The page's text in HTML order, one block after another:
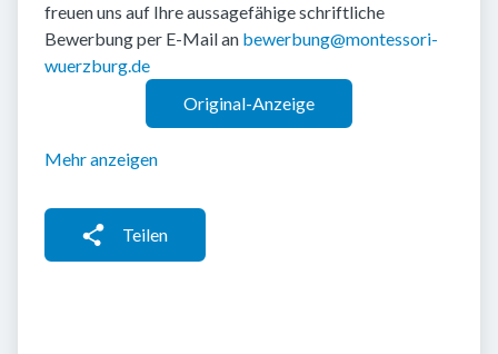
freuen uns auf Ihre aussagefähige schriftliche
Bewerbung per E-Mail an bewerbung@montessori-
wuerzburg.de
Original-Anzeige
Mehr anzeigen
Teilen